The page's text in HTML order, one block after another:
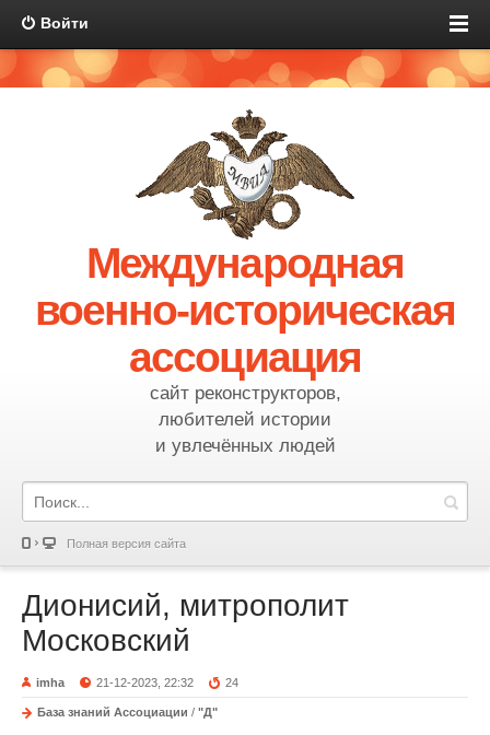
Войти
Международная
военно-историческая
ассоциация
сайт реконструкторов,
любителей истории
и увлечённых людей
Полная версия сайта
Дионисий, митрополит
Московский
imha 21-12-2023, 22:32 24
База знаний Ассоциации / "Д"